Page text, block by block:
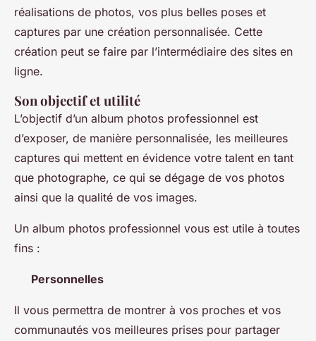
réalisations de photos, vos plus belles poses et
captures par une création personnalisée. Cette
création peut se faire par l’intermédiaire des sites en
ligne.
Son objectif et utilité
L’objectif d’un album photos professionnel est
d’exposer, de manière personnalisée, les meilleures
captures qui mettent en évidence votre talent en tant
que photographe, ce qui se dégage de vos photos
ainsi que la qualité de vos images.
Un album photos professionnel vous est utile à toutes
fins :
Personnelles
Il vous permettra de montrer à vos proches et vos
communautés vos meilleures prises pour partager